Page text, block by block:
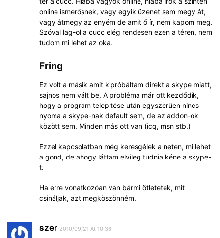
online ismerősnek, vagy egyik üzenet sem megy át,
vagy átmegy az enyém de amit ő ír, nem kapom meg.
Szóval lag-ol a cucc elég rendesen ezen a téren, nem
tudom mi lehet az oka.
Fring
Ez volt a másik amit kipróbáltam direkt a skype miatt,
sajnos nem vált be. A probléma már ott kezdődik,
hogy a program telepítése után egyszerűen nincs
nyoma a skype-nak default sem, de az addon-ok
között sem. Minden más ott van (icq, msn stb.)
Ezzel kapcsolatban még keresgélek a neten, mi lehet
a gond, de ahogy láttam elvileg tudnia kéne a skype-
t.
Ha erre vonatkozóan van bármi ötletetek, mit
csináljak, azt megköszönném.
szer 2010/09/21 At 10:36